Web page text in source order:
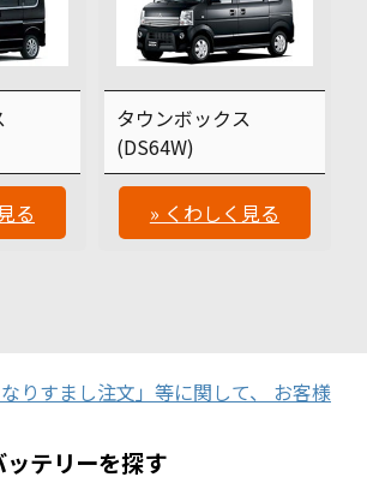
る
タウンボックス
(DS64W)
» くわしく見る
なりすまし注文」等に関して、 お客様
テリーを探す